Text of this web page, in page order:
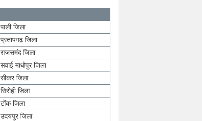
पाली जिला
प्रतापगढ़ जिला
राजसमंद जिला
सवाई माधोपुर जिला
सीकर जिला
सिरोही जिला
टोंक जिला
उदयपुर जिला